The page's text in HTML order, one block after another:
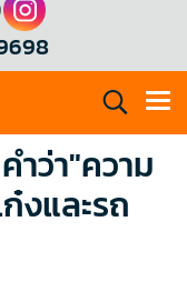
ำว่า"ความ
งและรถ